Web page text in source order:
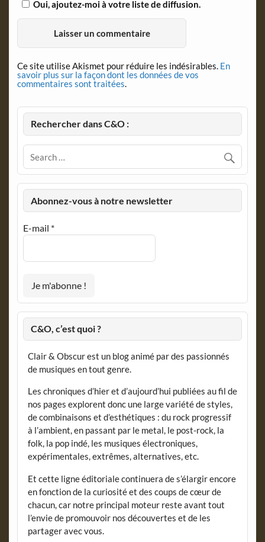
Oui, ajoutez-moi à votre liste de diffusion.
Ce site utilise Akismet pour réduire les indésirables. En
savoir plus sur la façon dont les données de vos
commentaires sont traitées.
Rechercher dans C&O :
Abonnez-vous à notre newsletter
E-mail *
C&O, c’est quoi ?
Clair & Obscur est un blog animé par des passionnés
de musiques en tout genre.
Les chroniques d’hier et d’aujourd’hui publiées au fil de
nos pages explorent donc une large variété de styles,
de combinaisons et d’esthétiques : du rock progressif
à l’ambient, en passant par le metal, le post-rock, la
folk, la pop indé, les musiques électroniques,
expérimentales, extrêmes, alternatives, etc.
Et cette ligne éditoriale continuera de s’élargir encore
en fonction de la curiosité et des coups de cœur de
chacun, car notre principal moteur reste avant tout
l’envie de promouvoir nos découvertes et de les
partager avec vous.